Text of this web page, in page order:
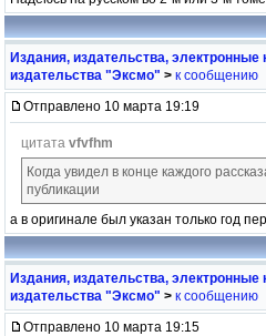
Издания, издательства, электронные
издательства "Эксмо" > к сообщению
Отправлено 10 марта 19:19
цитата vfvfhm
Когда увидел в конце каждого
публикации
а в оригинале был указан только год
Издания, издательства, электронные
издательства "Эксмо" > к сообщению
Отправлено 10 марта 19:15